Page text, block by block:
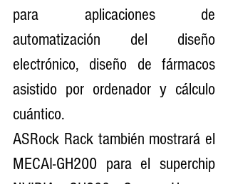
para aplicaciones de
automatización del diseño
electrónico, diseño de fármacos
asistido por ordenador y cálculo
cuántico.
ASRock Rack también mostrará el
MECAI-GH200 para el superchip